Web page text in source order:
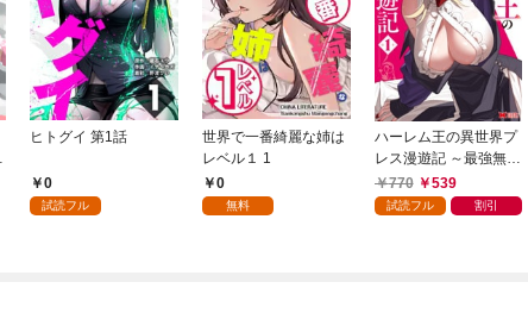
ヒトグイ 第1話
0
試読フル
世界で一番綺麗な姉は
レベル１ 1
0
無料
ハーレム王の異世界プ
レス漫遊記 ～最強無双
のおじさんはあらゆる
種族を嫁にする～（コ
770 539
試読フル 割引